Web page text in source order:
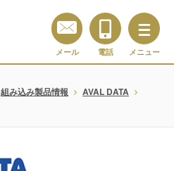
メール 電話 メニュー
組み込み製品情報
AVAL DATA